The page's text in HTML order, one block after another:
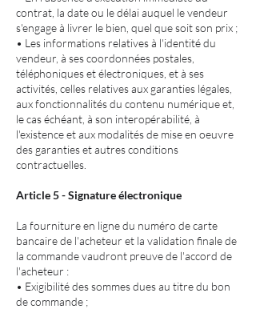
contrat, la date ou le délai auquel le vendeur
s'engage à livrer le bien, quel que soit son prix ;
• Les informations relatives à l'identité du
vendeur, à ses coordonnées postales,
téléphoniques et électroniques, et à ses
activités, celles relatives aux garanties légales,
aux fonctionnalités du contenu numérique et,
le cas échéant, à son interopérabilité, à
l'existence et aux modalités de mise en oeuvre
des garanties et autres conditions
contractuelles.
Article 5 - Signature électronique
La fourniture en ligne du numéro de carte
bancaire de l'acheteur et la validation finale de
la commande vaudront preuve de l'accord de
l'acheteur :
• Exigibilité des sommes dues au titre du bon
de commande ;